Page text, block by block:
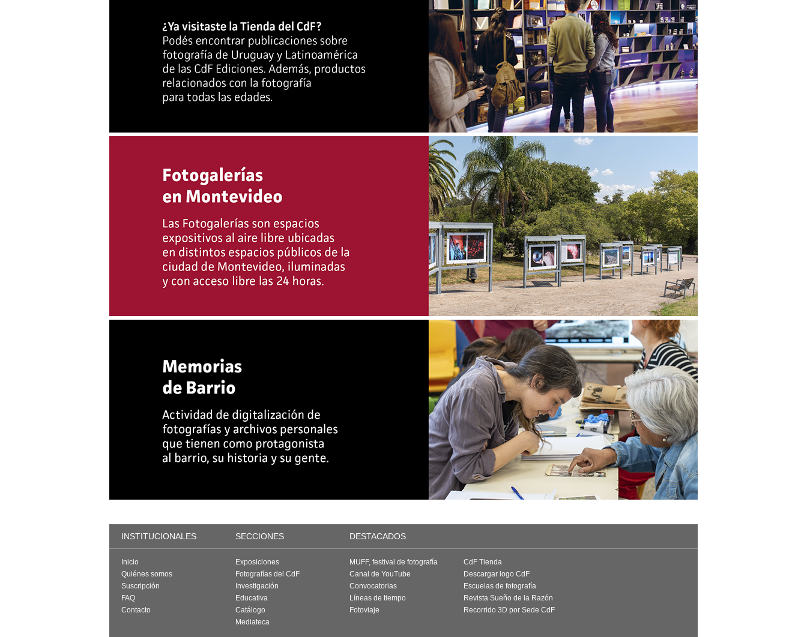
INSTITUCIONALES SECCIONES DESTACADOS
Inicio
Quiénes somos
Suscripción
FAQ
Contacto
Exposiciones
Fotografías del CdF
Investigación
Educativa
Catálogo
Mediateca
MUFF, festival de fotografía
Canal de YouTube
Convocatorias
Líneas de tiempo
Fotoviaje
CdF Tienda
Descargar logo CdF
Escuelas de fotografía
Revista Sueño de la Razón
Recorrido 3D por Sede CdF